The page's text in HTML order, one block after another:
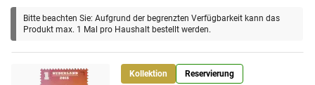
Bitte beachten Sie: Aufgrund der begrenzten Verfügbarkeit kann das
Produkt max. 1 Mal pro Haushalt bestellt werden.
Kollektion Reservierung